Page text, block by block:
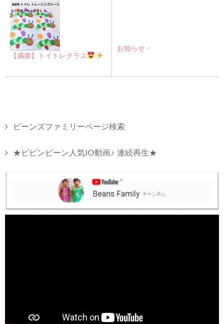
【満席】トイトレクラス
お知らせ・
ビーンズファミリーページ検索
★ビビンビーン人気10動画♪ 連続再生★